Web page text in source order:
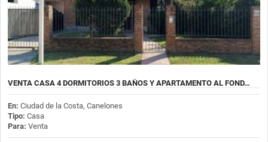
VENTA CASA 4 DORMITORIOS 3 BAÑOS Y APARTAMENTO AL FOND…
En: Ciudad de la Costa, Canelones
Tipo: Casa
Para: Venta